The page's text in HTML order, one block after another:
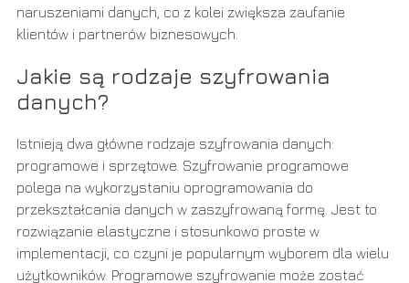
naruszeniami danych, co z kolei zwiększa zaufanie
klientów i partnerów biznesowych.
Jakie są rodzaje szyfrowania
danych?
Istnieją dwa główne rodzaje szyfrowania danych:
programowe i sprzętowe. Szyfrowanie programowe
polega na wykorzystaniu oprogramowania do
przekształcania danych w zaszyfrowaną formę. Jest to
rozwiązanie elastyczne i stosunkowo proste w
implementacji, co czyni je popularnym wyborem dla wielu
użytkowników. Programowe szyfrowanie może zostać